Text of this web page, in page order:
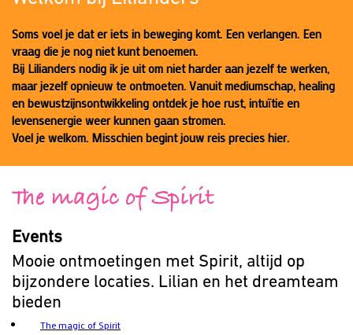
Soms voel je dat er iets in beweging komt. Een verlangen. Een
vraag die je nog niet kunt benoemen.
Bij Lilianders nodig ik je uit om niet harder aan jezelf te werken,
maar jezelf opnieuw te ontmoeten. Vanuit mediumschap, healing
en bewustzijnsontwikkeling ontdek je hoe rust, intuïtie en
levensenergie weer kunnen gaan stromen.
Voel je welkom. Misschien begint jouw reis precies hier.
The magic of Spirit
Events
Mooie ontmoetingen met Spirit, altijd op
bijzondere locaties. Lilian en het dreamteam
bieden
The magic of Spirit